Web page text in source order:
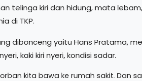
telinga kiri dan hidung, mata
di TKP.
dibonceng yaitu Hans Pratama,
kaki kiri nyeri, kondisi sadar.
kita bawa ke rumah sakit. Dan